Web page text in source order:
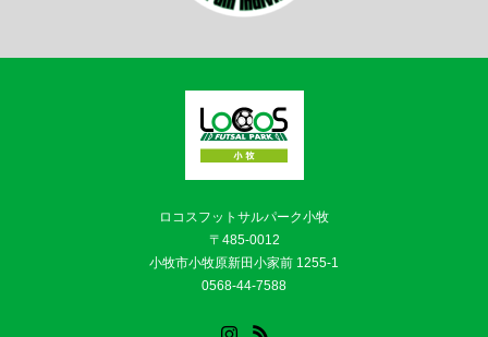
ロコスフットサルパーク小牧
〒485-0012
小牧市小牧原新田小家前 1255-1
0568-44-7588